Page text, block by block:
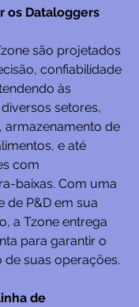
os Dataloggers
são projetados
confiabilidade
às
setores,
de
e até
com
baixas. Com uma
de P&D em sua
a Tzone entrega
para garantir o
suas operações.
de